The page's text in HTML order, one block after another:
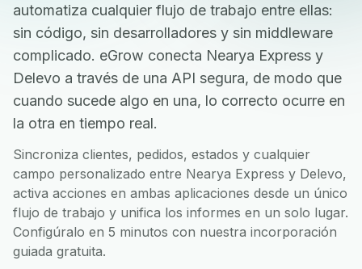
automatiza cualquier flujo de trabajo entre ellas:
sin código, sin desarrolladores y sin middleware
complicado. eGrow conecta Nearya Express y
Delevo a través de una API segura, de modo que
cuando sucede algo en una, lo correcto ocurre en
la otra en tiempo real.
Sincroniza clientes, pedidos, estados y cualquier
campo personalizado entre Nearya Express y Delevo,
activa acciones en ambas aplicaciones desde un único
flujo de trabajo y unifica los informes en un solo lugar.
Configúralo en 5 minutos con nuestra incorporación
guiada gratuita.